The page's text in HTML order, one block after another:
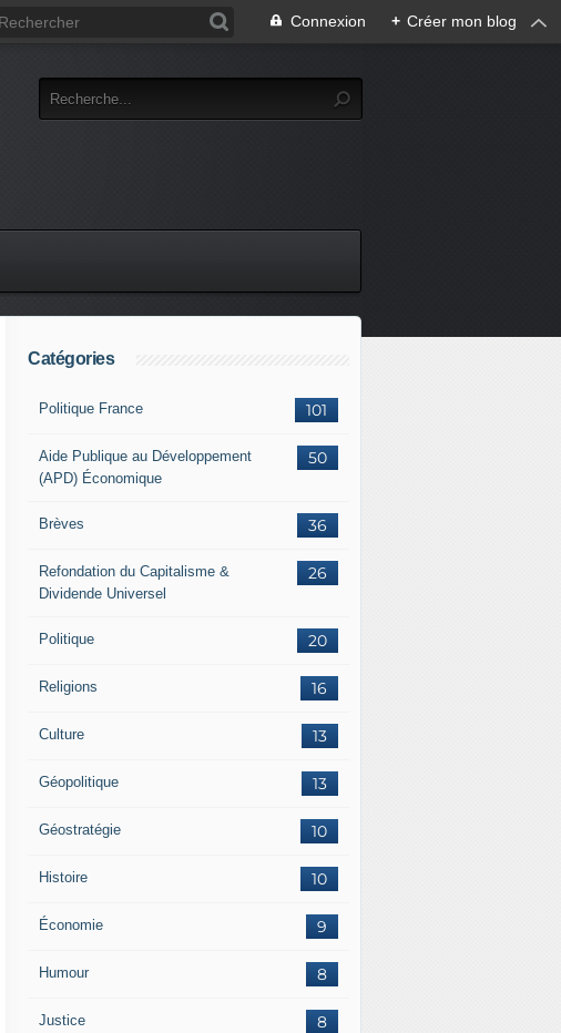
Connexion + Créer mon blog
Catégories
101
Politique France
50
Aide Publique au Développement
(APD) Économique
36
Brèves
26
Refondation du Capitalisme &
Dividende Universel
20
Politique
16
Religions
13
Culture
13
Géopolitique
10
Géostratégie
10
Histoire
9
Économie
8
Humour
8
Justice